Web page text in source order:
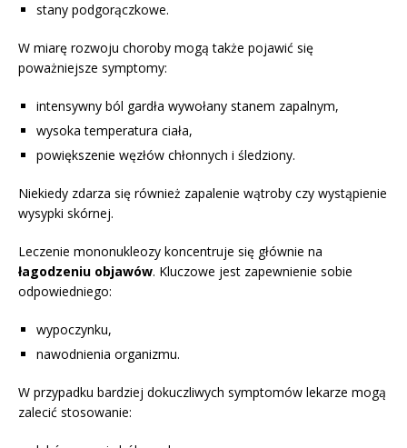
stany podgorączkowe.
W miarę rozwoju choroby mogą także pojawić się
poważniejsze symptomy:
intensywny ból gardła wywołany stanem zapalnym,
wysoka temperatura ciała,
powiększenie węzłów chłonnych i śledziony.
Niekiedy zdarza się również zapalenie wątroby czy wystąpienie
wysypki skórnej.
Leczenie mononukleozy koncentruje się głównie na
łagodzeniu objawów. Kluczowe jest zapewnienie sobie
odpowiedniego:
wypoczynku,
nawodnienia organizmu.
W przypadku bardziej dokuczliwych symptomów lekarze mogą
zalecić stosowanie: